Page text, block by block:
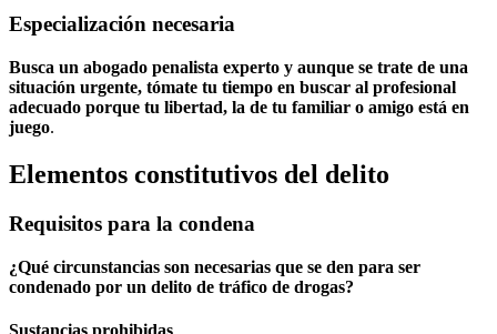
Especialización necesaria
Busca un abogado penalista experto y aunque se trate de una
situación urgente, tómate tu tiempo en buscar al profesional
adecuado porque tu libertad, la de tu familiar o amigo está en
juego.
Elementos constitutivos del delito
Requisitos para la condena
¿Qué circunstancias son necesarias que se den para ser
condenado por un delito de tráfico de drogas?
Sustancias prohibidas